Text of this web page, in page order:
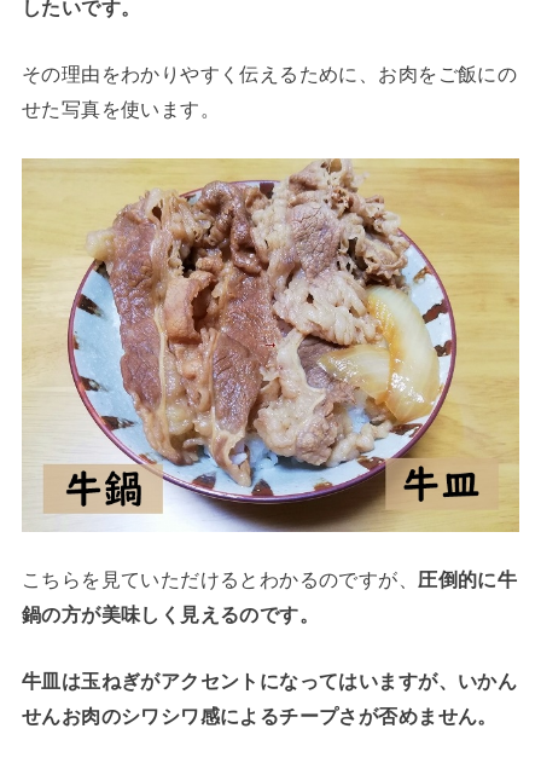
したいです。
その理由をわかりやすく伝えるために、お肉をご飯にの
せた写真を使います。
こちらを見ていただけるとわかるのですが、 圧倒的に牛
鍋の方が美味しく見えるのです。
牛皿は玉ねぎがアクセントになってはいますが、いかん
せんお肉のシワシワ感によるチープさが否めません。